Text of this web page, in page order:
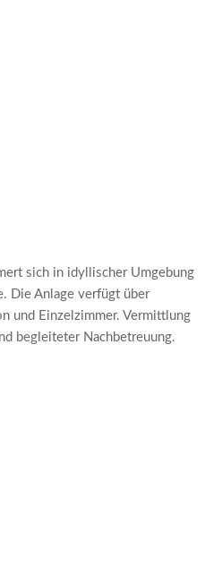
sich in idyllischer Umgebung
Die Anlage verfügt über
und Einzelzimmer. Vermittlung
begleiteter Nachbetreuung.